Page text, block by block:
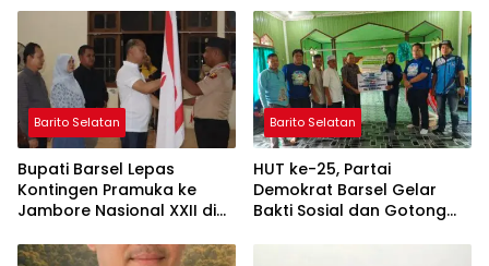
Barito Selatan
Bupati Barsel Lepas
Kontingen Pramuka ke
Jambore Nasional XXII di
Barito Selatan
HUT ke-25, Partai
Demokrat Barsel Gelar
Bakti Sosial dan Gotong